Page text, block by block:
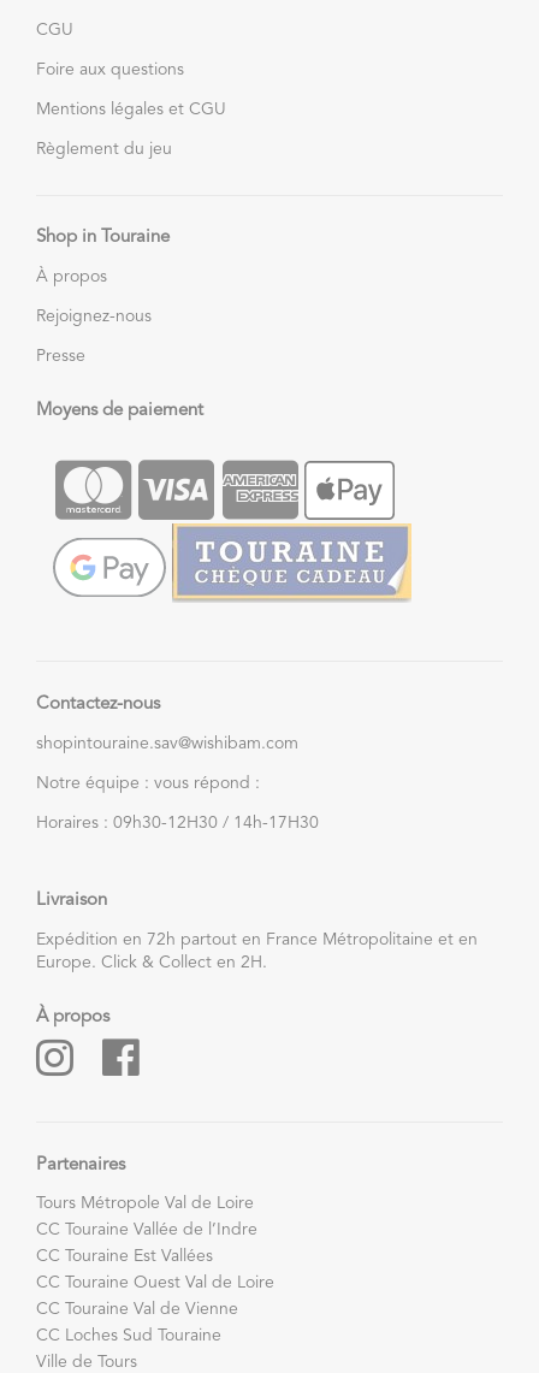
CGU
Foire aux questions
Mentions légales et CGU
Règlement du jeu
Shop in Touraine
À propos
Rejoignez-nous
Presse
Moyens de paiement
Contactez-nous
shopintouraine.sav@wishibam.com
Notre équipe : vous répond :
Horaires : 09h30-12H30 / 14h-17H30
Livraison
Expédition en 72h partout en France Métropolitaine et en
Europe. Click & Collect en 2H.
À propos
Partenaires
Tours Métropole Val de Loire
CC Touraine Vallée de l’Indre
CC Touraine Est Vallées
CC Touraine Ouest Val de Loire
CC Touraine Val de Vienne
CC Loches Sud Touraine
Ville de Tours